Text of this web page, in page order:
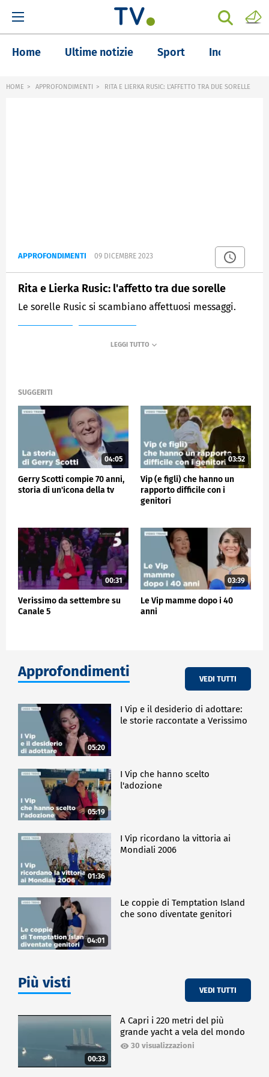
Home Ultime notizie Sport Inchieste
HOME APPROFONDIMENTI RITA E LIERKA RUSIC: L'AFFETTO TRA DUE SORELLE
APPROFONDIMENTI 09 DICEMBRE 2023
Rita e Lierka Rusic: l'affetto tra due sorelle
Le sorelle Rusic si scambiano affettuosi messaggi.
SUGGERITI
04:05
Gerry Scotti compie 70 anni,
storia di un'icona della tv
03:52
Vip (e figli) che hanno un
rapporto difficile con i
genitori
00:31
Verissimo da settembre su
Canale 5
03:39
Le Vip mamme dopo i 40
anni
Approfondimenti VEDI TUTTI
05:20
I Vip e il desiderio di adottare:
le storie raccontate a Verissimo
05:19
I Vip che hanno scelto
l'adozione
01:36
I Vip ricordano la vittoria ai
Mondiali 2006
04:01
Le coppie di Temptation Island
che sono diventate genitori
Più visti VEDI TUTTI
00:33
A Capri i 220 metri del più
grande yacht a vela del mondo
30 visualizzazioni